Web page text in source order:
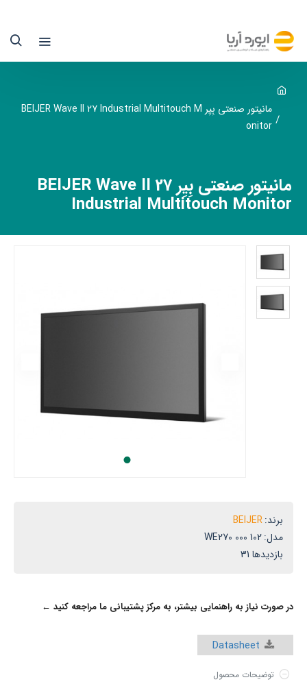
صنعتی
بِیِر
BEIJER
Wave
27
ایوردآریا
نماینده
بِیِر
مانیتور صنعتی بِیِر BEIJER Wave II 27 Industrial Multitouch M
onitor
مانیتور صنعتی بِیِر BEIJER Wave II 27
Industrial Multitouch Monitor
برند:BEIJER
مدل:WE270 000 102
بازدیدها 31
در صورت نیاز به راهنمایی بیشتر، به مرکز پشتیبانی ما مراجعه کنید ←
Datasheet
توضیحات محصول